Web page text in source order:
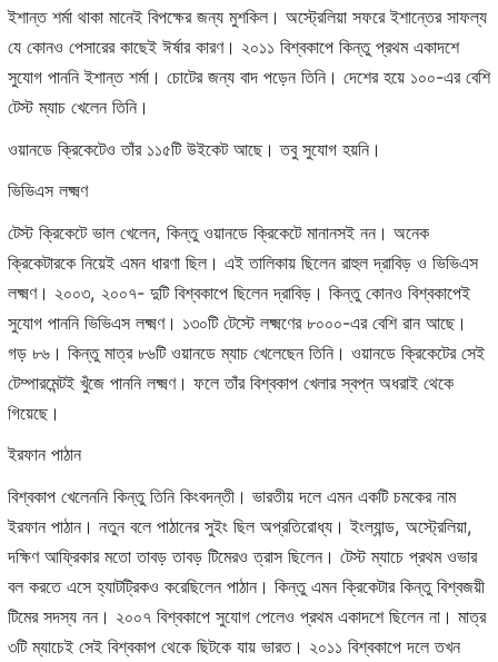
ইশান্ত শর্মা থাকা মানেই বিপক্ষের জন্য মুশকিল। অস্ট্রেলিয়া সফরে ইশান্তের সাফল্য
যে কোনও পেসারের কাছেই ঈর্ষার কারণ। ২০১১ বিশ্বকাপে কিন্তু প্রথম একাদশে
সুযোগ পাননি ইশান্ত শর্মা। চোটের জন্য বাদ পড়েন তিনি। দেশের হয়ে ১০০-এর বেশি
টেস্ট ম্যাচ খেলেন তিনি।
ওয়ানডে ক্রিকেটেও তাঁর ১১৫টি উইকেট আছে। তবু সুযোগ হয়নি।
ভিভিএস লক্ষ্মণ
টেস্ট ক্রিকেটে ভাল খেলেন, কিন্তু ওয়ানডে ক্রিকেটে মানানসই নন। অনেক
ক্রিকেটারকে নিয়েই এমন ধারণা ছিল। এই তালিকায় ছিলেন রাহুল দ্রাবিড় ও ভিভিএস
লক্ষ্মণ। ২০০৩, ২০০৭- দুটি বিশ্বকাপে ছিলেন দ্রাবিড়। কিন্তু কোনও বিশ্বকাপেই
সুযোগ পাননি ভিভিএস লক্ষ্মণ। ১৩০টি টেস্টে লক্ষ্মণের ৮০০০-এর বেশি রান আছে।
গড় ৮৬। কিন্তু মাত্র ৮৬টি ওয়ানডে ম্যাচ খেলেছেন তিনি। ওয়ানডে ক্রিকেটের সেই
টেম্পারমেন্টই খুঁজে পাননি লক্ষ্মণ। ফলে তাঁর বিশ্বকাপ খেলার স্বপ্ন অধরাই থেকে
গিয়েছে।
ইরফান পাঠান
বিশ্বকাপ খেলেননি কিন্তু তিনি কিংবদন্তী। ভারতীয় দলে এমন একটি চমকের নাম
ইরফান পাঠান। নতুন বলে পাঠানের সুইং ছিল অপ্রতিরোধ্য। ইংল্যান্ড, অস্ট্রেলিয়া,
দক্ষিণ আফ্রিকার মতো তাবড় তাবড় টিমেরও ত্রাস ছিলেন। টেস্ট ম্যাচে প্রথম ওভার
বল করতে এসে হ্যাটট্রিকও করেছিলেন পাঠান। কিন্তু এমন ক্রিকেটার কিন্তু বিশ্বজয়ী
টিমের সদস্য নন। ২০০৭ বিশ্বকাপে সুযোগ পেলেও প্রথম একাদশে ছিলেন না। মাত্র
৩টি ম্যাচেই সেই বিশ্বকাপ থেকে ছিটকে যায় ভারত। ২০১১ বিশ্বকাপে দলে তখন